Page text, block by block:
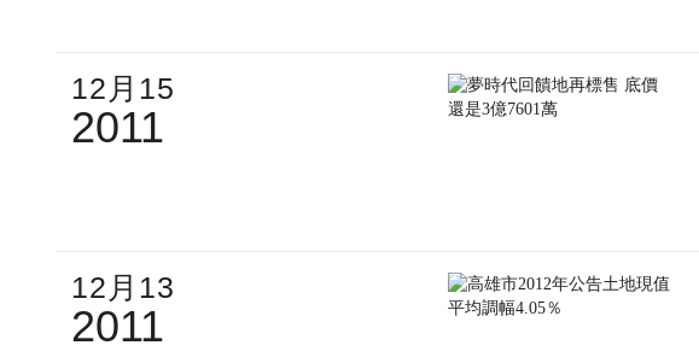
12月15
2011
12月13
2011